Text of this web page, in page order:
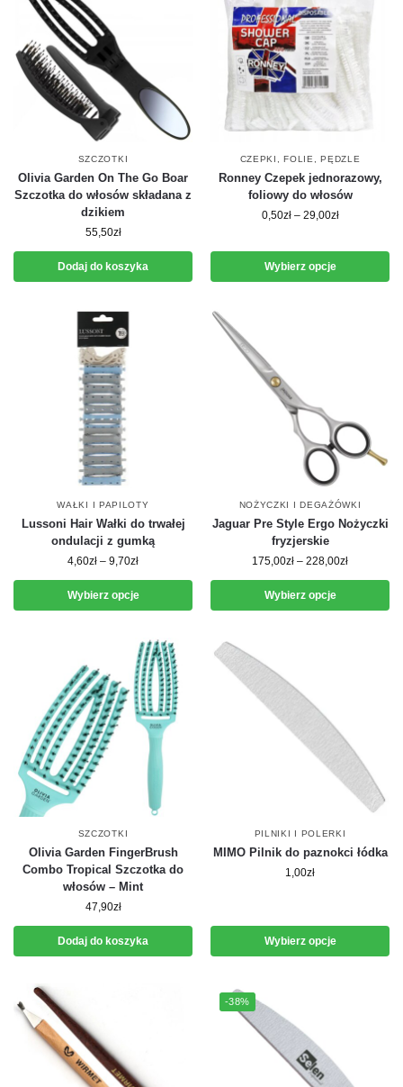
SZCZOTKI
Olivia Garden On The Go Boar
Szczotka do włosów składana z
dzikiem
55,50zł
Dodaj do koszyka
CZEPKI, FOLIE, PĘDZLE
Ronney Czepek jednorazowy,
foliowy do włosów
0,50zł – 29,00zł
Wybierz opcje
WAŁKI I PAPILOTY
Lussoni Hair Wałki do trwałej
ondulacji z gumką
4,60zł – 9,70zł
Wybierz opcje
NOŻYCZKI I DEGAŻÓWKI
Jaguar Pre Style Ergo Nożyczki
fryzjerskie
175,00zł – 228,00zł
Wybierz opcje
SZCZOTKI
Olivia Garden FingerBrush
Combo Tropical Szczotka do
włosów – Mint
47,90zł
Dodaj do koszyka
PILNIKI I POLERKI
MIMO Pilnik do paznokci łódka
1,00zł
Wybierz opcje
-38%